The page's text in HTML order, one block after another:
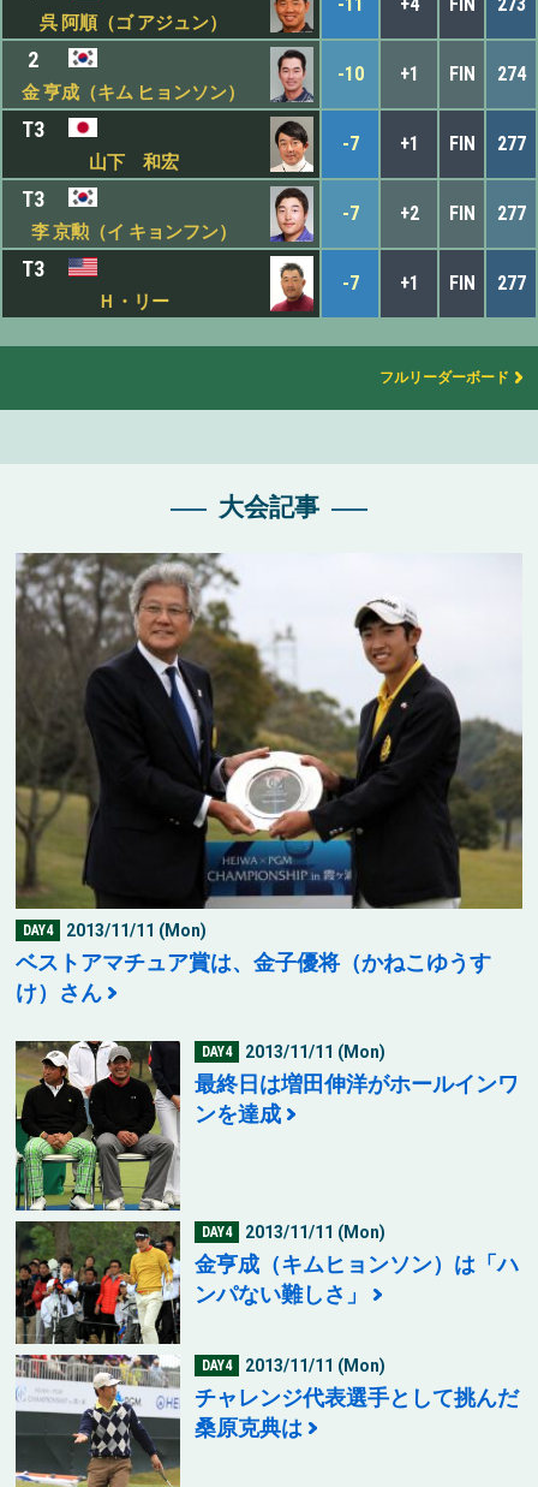
呉 阿順（ゴ アジュン）
2
金 亨成（キム ヒョンソン）
-10 +1 FIN 274
T3
山下 和宏
-7 +1 FIN 277
T3
李 京勲（イ キョンフン）
-7 +2 FIN 277
T3
Ｈ・リー
-7 +1 FIN 277
フルリーダーボード
大会記事
DAY4 2013/11/11 (Mon)
ベストアマチュア賞は、金子優将（かねこゆうす
け）さん
DAY4 2013/11/11 (Mon)
最終日は増田伸洋がホールインワ
ンを達成
DAY4 2013/11/11 (Mon)
金亨成（キムヒョンソン）は「ハ
ンパない難しさ」
DAY4 2013/11/11 (Mon)
チャレンジ代表選手として挑んだ
桑原克典は